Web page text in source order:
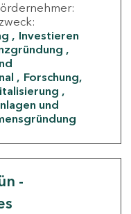
Investieren
Forschung,
und
-